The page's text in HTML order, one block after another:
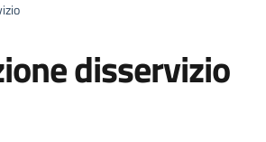
disservizio